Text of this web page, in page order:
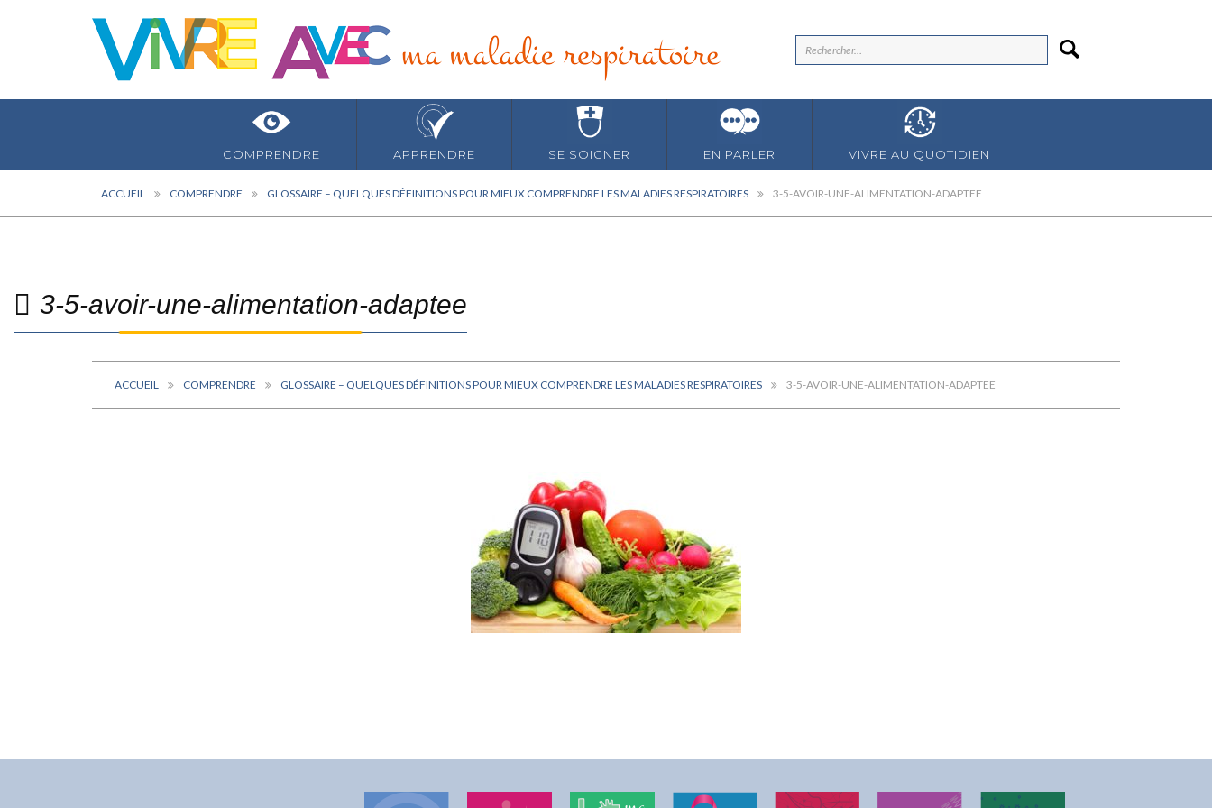
COMPRENDRE APPRENDRE SE SOIGNER EN PARLER VIVRE AU QUOTIDIEN
ACCUEIL COMPRENDRE GLOSSAIRE – QUELQUES DÉFINITIONS POUR MIEUX COMPRENDRE LES MALADIES RESPIRATOIRES 3-5-AVOIR-UNE-ALIMENTATION-ADAPTEE
3-5-avoir-une-alimentation-adaptee
ACCUEIL COMPRENDRE GLOSSAIRE – QUELQUES DÉFINITIONS POUR MIEUX COMPRENDRE LES MALADIES RESPIRATOIRES 3-5-AVOIR-UNE-ALIMENTATION-ADAPTEE